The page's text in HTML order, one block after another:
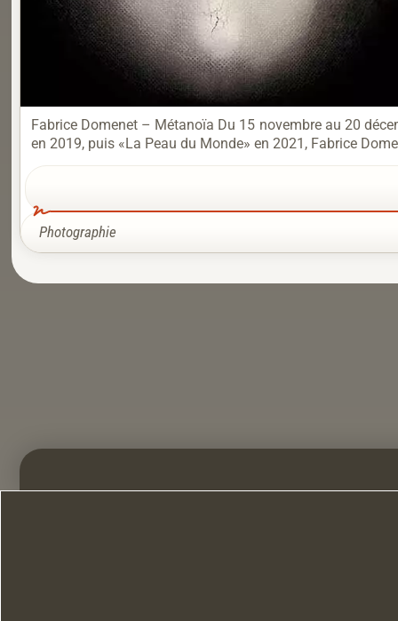
Fabrice Domenet – Métanoïa Du 15 novembre au 20
en 2019, puis «La Peau du Monde» en 2021, Fabrice
Photographie